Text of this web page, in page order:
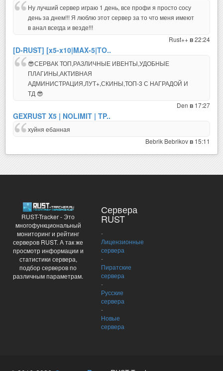
Ну лучший сервер играю 1 день, все профи я просто сосу
день за днем!!! Я люблю этот сервер за то что меня имеют
в анал всегда и везде!!!
Rust++ в22:24
[D-RUST] [x5-x10|MAX-5|TO..
😎СЕРВАК ТОП,РАЗЛИЧНЫЕ ИВЕНТЫ,УДОБНЫЕ
ПЛАГИНЫ,АКТИВНАЯ
АДМИНИСТРАЦИЯ,ЛУТ+,СКИНЫ,ТОП-3 С НАГРАДОЙ И
ТД 😎
Den в 17:27
GEXRUST X5 | NOLIMIT | TP..
хуйня ебанная
Bebrik Bebrikovв 15:11
RUST-Tracker - Это
многофункциональный
мониторинг и рейтинг
серверов RUST. А так же
просмотр информации и
статистики сервера,
подбор серверов по
различным параметрам.
Сервера
RUST
-
Лицензионные
сервера
-
Пиратские
сервера
-
Русские
сервера
-
Новые
сервера